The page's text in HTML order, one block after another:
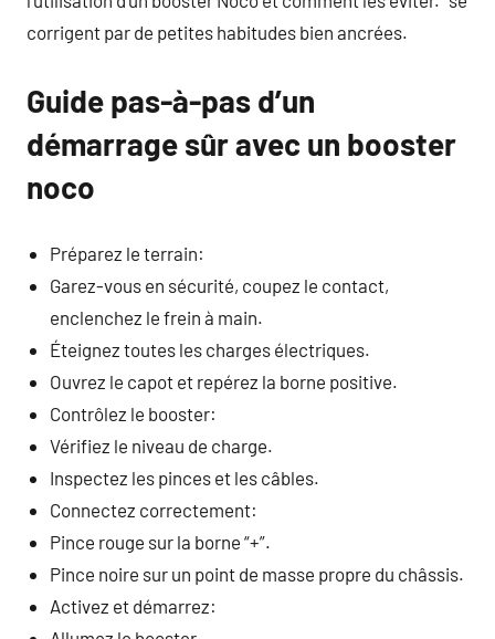
corrigent par de petites habitudes bien ancrées.
Guide pas-à-pas d’un
démarrage sûr avec un booster
noco
Préparez le terrain:
Garez-vous en sécurité, coupez le contact,
enclenchez le frein à main.
Éteignez toutes les charges électriques.
Ouvrez le capot et repérez la borne positive.
Contrôlez le booster:
Vérifiez le niveau de charge.
Inspectez les pinces et les câbles.
Connectez correctement:
Pince rouge sur la borne “+”.
Pince noire sur un point de masse propre du châssis.
Activez et démarrez: